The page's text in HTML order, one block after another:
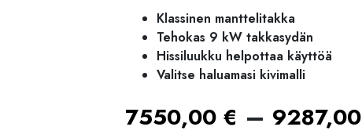
Klassinen manttelitakka
Tehokas 9 kW takkasydän
Hissiluukku helpottaa käyttöä
Valitse haluamasi kivimalli
7550,00 € – 9287,00